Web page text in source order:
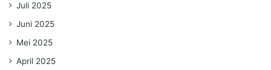
Juli 2025
Juni 2025
Mei 2025
April 2025